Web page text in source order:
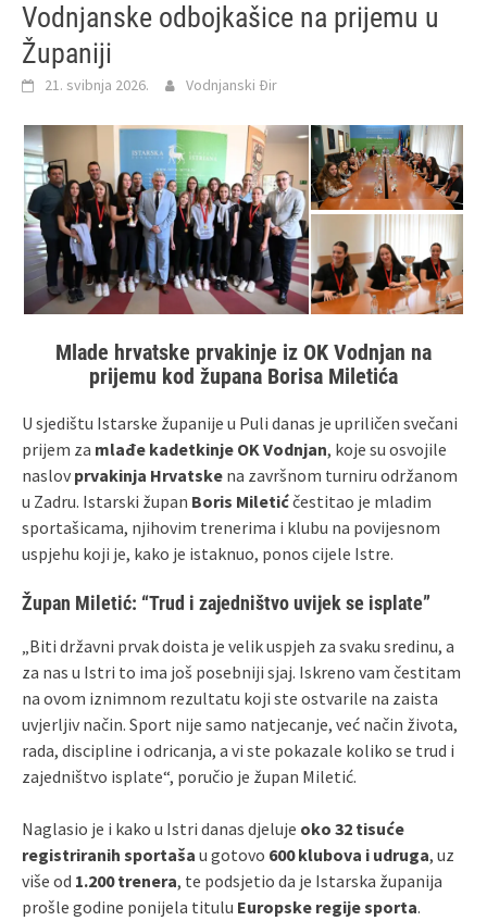
Vodnjanske odbojkašice na prijemu u
Županiji
21. svibnja 2026. Vodnjanski Đir
Mlade hrvatske prvakinje iz OK Vodnjan na
prijemu kod župana Borisa Miletića
U sjedištu Istarske županije u Puli danas je upriličen svečani
prijem za mlađe kadetkinje OK Vodnjan, koje su osvojile
naslov prvakinja Hrvatske na završnom turniru održanom
u Zadru. Istarski župan Boris Miletićčestitao je mladim
sportašicama, njihovim trenerima i klubu na povijesnom
uspjehu koji je, kako je istaknuo, ponos cijele Istre.
Župan Miletić: “Trud i zajedništvo uvijek se isplate”
„Biti državni prvak doista je velik uspjeh za svaku sredinu, a
za nas u Istri to ima još posebniji sjaj. Iskreno vam čestitam
na ovom iznimnom rezultatu koji ste ostvarile na zaista
uvjerljiv način. Sport nije samo natjecanje, već način života,
rada, discipline i odricanja, a vi ste pokazale koliko se trud i
zajedništvo isplate“, poručio je župan Miletić.
Naglasio je i kako u Istri danas djeluje oko 32 tisuće
registriranih sportaša u gotovo 600 klubova i udruga, uz
više od 1.200 trenera, te podsjetio da je Istarska županija
prošle godine ponijela titulu Europske regije sporta.